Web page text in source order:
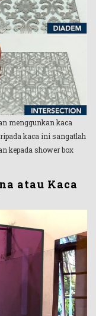
menggunkan kaca
kaca ini sangatlah
kepada shower box
atau Kaca